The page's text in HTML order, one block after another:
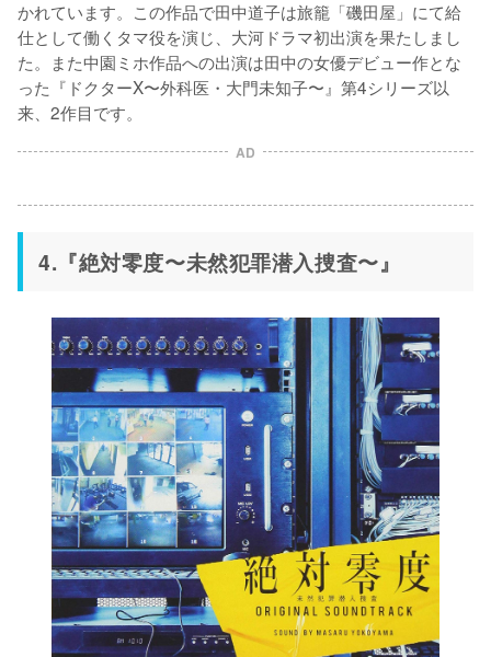
かれています。この作品で田中道子は旅籠「磯田屋」にて給
仕として働くタマ役を演じ、大河ドラマ初出演を果たしまし
た。また中園ミホ作品への出演は田中の女優デビュー作とな
った『ドクターX〜外科医・大門未知子〜』第4シリーズ以
来、2作目です。
AD
4.『絶対零度〜未然犯罪潜入捜査〜』